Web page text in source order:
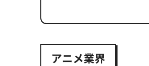
アニメ業界